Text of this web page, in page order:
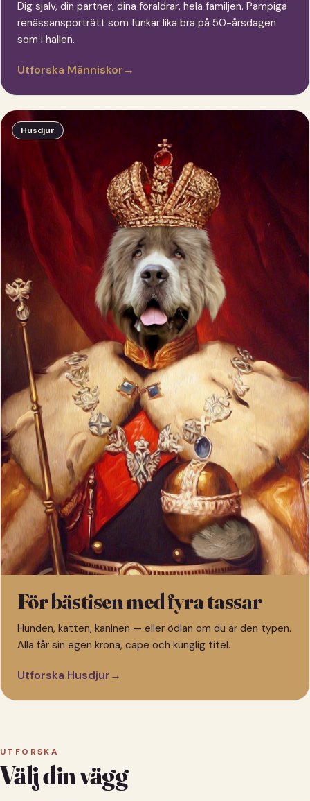
Dig själv, din partner, dina föräldrar, hela familjen. Pampiga
renässansporträtt som funkar lika bra på 50-årsdagen
som i hallen.
Utforska Människor→
Husdjur
För bästisen med fyra tassar
Hunden, katten, kaninen — eller ödlan om du är den typen.
Alla får sin egen krona, cape och kunglig titel.
Utforska Husdjur→
UTFORSKA
Välj din vägg